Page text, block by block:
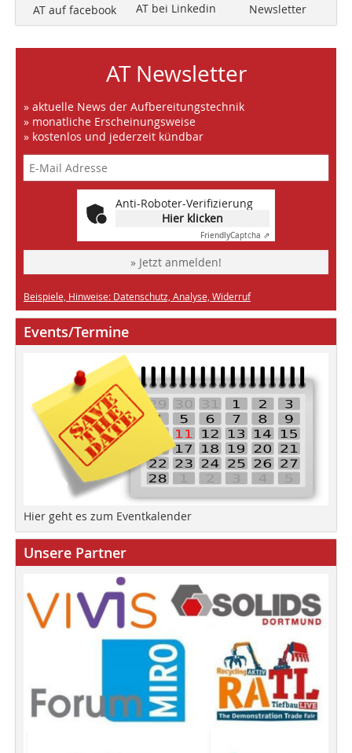
AT auf facebook AT bei Linkedin Newsletter
AT Newsletter
» aktuelle News der Aufbereitungstechnik
» monatliche Erscheinungsweise
» kostenlos und jederzeit kündbar
Anti-Roboter-Verifizierung
Hier klicken
FriendlyCaptcha ⇗
» Jetzt anmelden!
Beispiele, Hinweise: Datenschutz, Analyse, Widerruf
Events/Termine
Hier geht es zum Eventkalender
Unsere Partner